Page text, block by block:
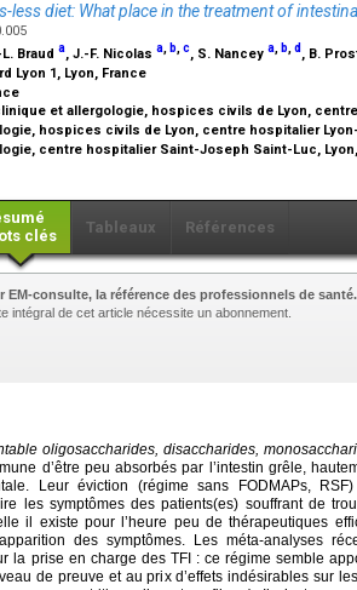
less diet: What place in the treatment of
L. Braud a, J.-F. Nicolas a, b,c, S. Nancey a, b,d , B.
Lyon 1, Lyon, France
et allergologie, hospices civils de Lyon,
hospices civils de Lyon, centre hospitalier
centre hospitalier Saint-Joseph Saint-Luc,
clés
Tableaux Références
EM-consulte, la référence des professionnels de santé.
intégral de cet article nécessite un abonnement.
oligosaccharides, disaccharides,
d’être peu absorbés par l’intestin grêle,
Leur éviction (régime sans FODMAPs,
les symptômes des patients(es) souffrant de
il existe pour l’heure peu de thérapeutiques
des symptômes. Les méta-analyses
la prise en charge des TFI : ce régime semble
de preuve et au prix d’effets indésirables sur